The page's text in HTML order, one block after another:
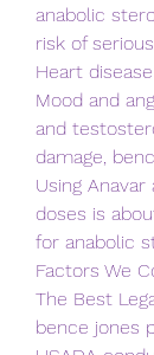
anabolic
risk of
Heart
Mood and
and
damage,
Using
doses is
for anabolic
Factors We
The Best
bence jones